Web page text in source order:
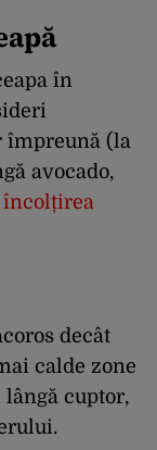
în
împreună (la
avocado,
încolțirea
decât
calde zone
cuptor,